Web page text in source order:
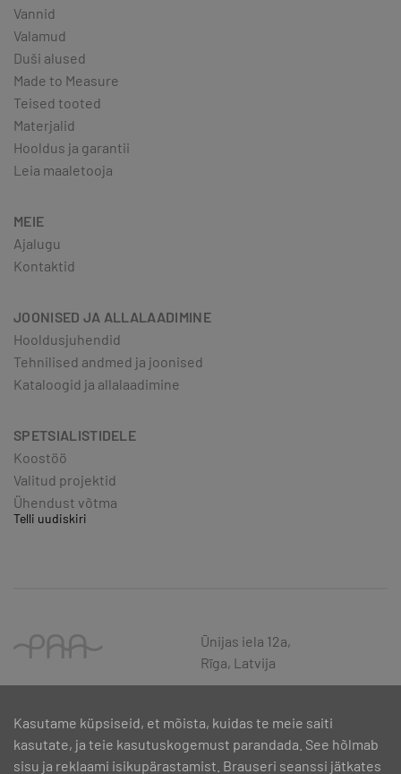
Vannid
Valamud
Duši alused
Made to Measure
Teised tooted
Materjalid
Hooldus ja garantii
Leia maaletooja
MEIE
Ajalugu
Kontaktid
JOONISED JA ALLALAADIMINE
Hooldusjuhendid
Tehnilised andmed ja joonised
Kataloogid ja allalaadimine
SPETSIALISTIDELE
Koostöö
Valitud projektid
Ühendust võtma
Telli uudiskiri
Ūnijas iela 12a,
Rīga, Latvija
Kasutame küpsiseid, et mõista, kuidas te meie saiti
kasutate, ja teie kasutuskogemust parandada. See hõlmab
sisu ja reklaami isikupärastamist. Brauseri seanssi jätkates